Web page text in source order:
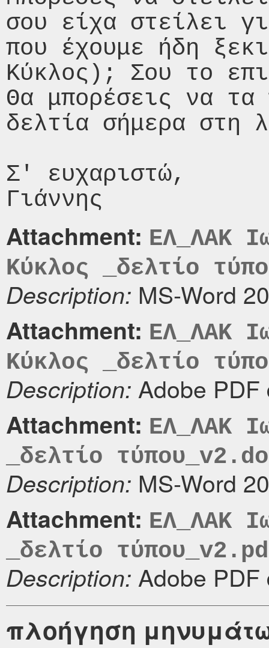
σου είχα στείλει
που έχουμε ήδη
Κύκλος); Σου το
Θα μπορέσεις να τα
δελτία σήμερα στη
Σ' ευχαριστώ,
Attachment: EΛ_ΛΑΚ
Κύκλος _δελτίο
Description: MS-Word
Attachment: EΛ_ΛΑΚ
Κύκλος _δελτίο
Description: Adobe
Attachment: EΛ_ΛΑΚ
_δελτίο
Description: MS-Word
Attachment: EΛ_ΛΑΚ
_δελτίο
Description: Adobe
πλοήγηση